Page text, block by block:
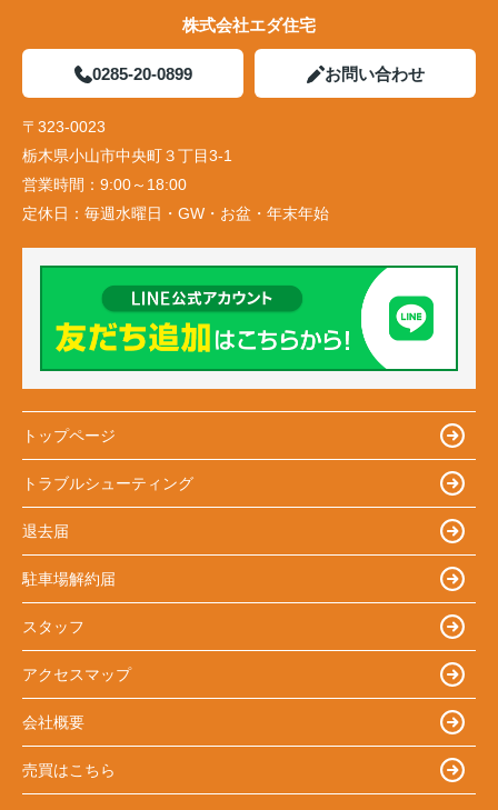
株式会社エダ住宅
0285-20-0899 お問い合わせ
〒323-0023
栃木県小山市中央町３丁目3-1
営業時間： 9:00～18:00
定休日： 毎週水曜日・GW・お盆・年末年始
トップページ
トラブルシューティング
退去届
駐車場解約届
スタッフ
アクセスマップ
会社概要
売買はこちら